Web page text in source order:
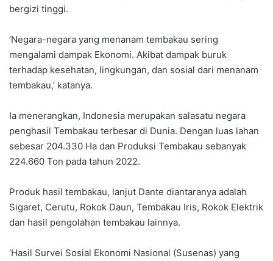
bergizi tinggi.
‘Negara-negara yang menanam tembakau sering
mengalami dampak Ekonomi. Akibat dampak buruk
terhadap kesehatan, lingkungan, dan sosial dari menanam
tembakau,’ katanya.
Ia menerangkan, Indonesia merupakan salasatu negara
penghasil Tembakau terbesar di Dunia. Dengan luas lahan
sebesar 204.330 Ha dan Produksi Tembakau sebanyak
224.660 Ton pada tahun 2022.
Produk hasil tembakau, lanjut Dante diantaranya adalah
Sigaret, Cerutu, Rokok Daun, Tembakau Iris, Rokok Elektrik
dan hasil pengolahan tembakau lainnya.
‘Hasil Survei Sosial Ekonomi Nasional (Susenas) yang